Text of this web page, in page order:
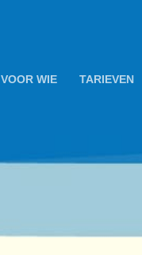
VOOR WIE TARIEVEN